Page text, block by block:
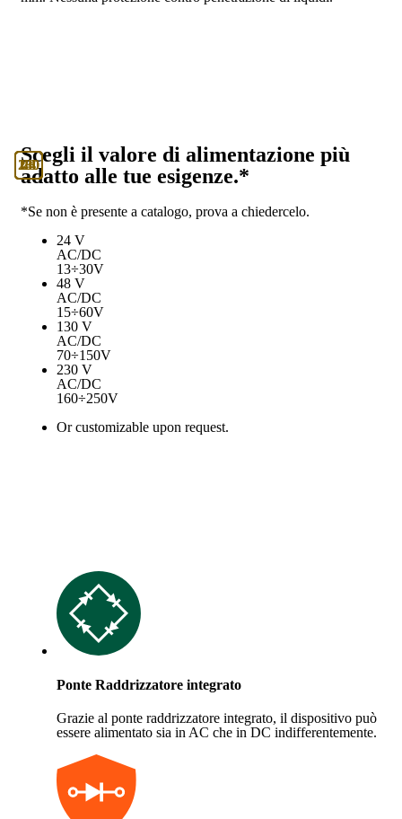
Scegli il valore di alimentazione più
adatto alle tue esigenze.*
*Se non è presente a catalogo, prova a chiedercelo.
24
24 V
AC/DC
13÷30V
48
48 V
AC/DC
15÷60V
130
130 V
AC/DC
70÷150V
230
230 V
AC/DC
160÷250V
Or customizable upon request.
Ponte Raddrizzatore integrato
Grazie al ponte raddrizzatore integrato, il dispositivo può
essere alimentato sia in AC che in DC indifferentemente.